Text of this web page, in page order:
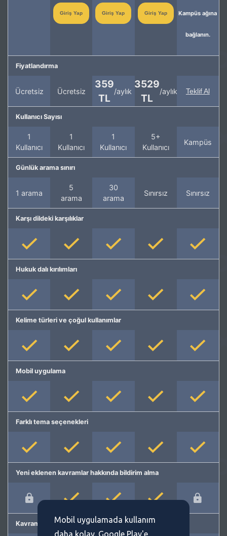
Giriş Yap Giriş Yap Giriş Yap Kampüs ağına
bağlanın.
Fiyatlandırma
Ücretsiz Ücretsiz
359
TL
/aylık
3529
TL
/aylık Teklif Al
Kullanıcı Sayısı
1
Kullanıcı
1
Kullanıcı
1
Kullanıcı
5+
Kullanıcı
Kampüs
Günlük arama sınırı
1 arama
5
arama
30
arama
Sınırsız Sınırsız
Karşı dildeki karşılıklar
Hukuk dalı kırılımları
Kelime türleri ve çoğul kullanımlar
Mobil uygulama
Farklı tema seçenekleri
Yeni eklenen kavramlar hakkında bildirim alma
Kavram önermeMobil uygulamada kullanım
daha kolay. Google Play'e